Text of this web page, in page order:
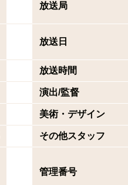
放送局
放送日
放送時間
演出/監督
美術・デザイン
その他スタッフ
管理番号